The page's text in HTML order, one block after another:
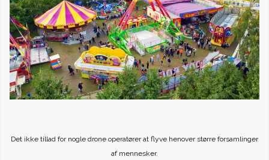
Det ikke tillad for nogle drone operatører at flyve henover større forsamlinger
af mennesker.